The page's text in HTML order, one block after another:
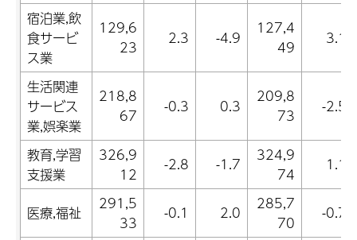
宿泊業,飲
食サービ
ス業
129,6
23
2.3 -4.9
127,4
49
3.1
生活関連
サービス
業,娯楽業
218,8
67
-0.3 0.3
209,8
73
-2.5
教育,学習
支援業
326,9
12
-2.8 -1.7
324,9
74
1.1
医療,福祉
291,5
33
-0.1 2.0
285,7
70
-0.7